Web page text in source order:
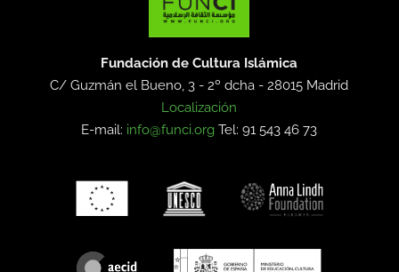
Fundación de Cultura Islámica
C/ Guzmán el Bueno, 3 - 2º dcha -28015 Madrid
Localización
E-mail: info@funci.org Tel: 91 543 46 73